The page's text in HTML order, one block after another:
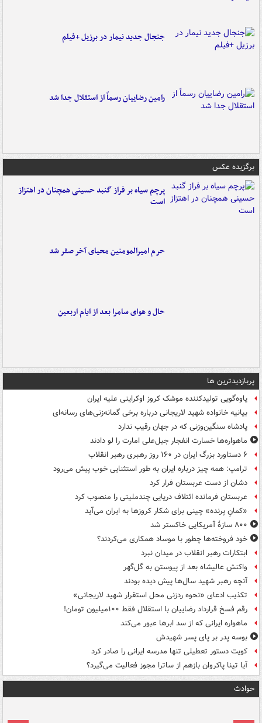
جنجال جدید نیمار در برزیل +فیلم
رامین رضاییان رسماً از استقلال جدا شد
برگزیده عکس
پرچم سیاه بر فراز گنبد حسینی همچنان در اهتزاز
است
حرم امیرالمومنین محیای آخر صفر شد
حال و هوای سامرا بعد از ایام اربعین
پربازدیدترین ها
یاوه‌گویی تولیدکننده موشک کروز اوکراینی علیه ایران
بیانیه خانواده شهید لاریجانی درباره برخی گمانه‌زنی‌های رسانه‌ای
پادشاه سنگین‌وزنی که در جهان رقیب ندارد
ماهواره‌ها خسارت انفجار جبل‌علی امارت را لو دادند
۶ دستاورد بزرگ ایران در ۱۶۰ روز رهبری رهبر انقلاب
ترامپ: همه چیز درباره ایران به طور استثنایی خوب پیش می‌رود
دشان از دست عربستان فرار کرد
عربستان فرمانده ائتلاف دریایی چندملیتی را منصوب کرد
«کمانِ پرنده» چینی برای شکار کروزها به ایران می‌آید
۸۰۰ سازۀ آمریکایی خاکستر شد
خود فروخته‌ها چطور با موساد همکاری می‌کردند؟
ابتکارات رهبر انقلاب در میدان نبرد
واکنش عالیشاه بعد از پیوستن به گل‌گهر
آنچه رهبر شهید سال‌ها پیش دیده بودند
تکذیب ادعای «نحوه ردزنی محل استقرار شهید لاریجانی»
رقم فسخ قرارداد رضاییان با استقلال فقط ۱۰۰میلیون تومان!
ماهواره ایرانی که از سد ابرها عبور می‌کند
بوسه‌ پدر بر پای پسر شهیدش
کویت دستور تعطیلی تنها مدرسه ایرانی را صادر کرد
آیا تینا پاکروان بازهم از ساترا مجوز فعالیت می‌گیرد؟
حوادث